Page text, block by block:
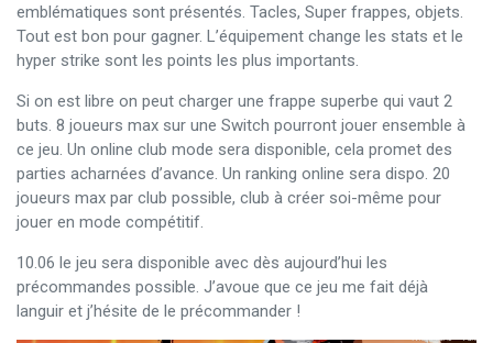
emblématiques sont présentés. Tacles, Super frappes, objets.
Tout est bon pour gagner. L’équipement change les stats et le
hyper strike sont les points les plus importants.
Si on est libre on peut charger une frappe superbe qui vaut 2
buts. 8 joueurs max sur une Switch pourront jouer ensemble à
ce jeu. Un online club mode sera disponible, cela promet des
parties acharnées d’avance. Un ranking online sera dispo. 20
joueurs max par club possible, club à créer soi-même pour
jouer en mode compétitif.
10.06 le jeu sera disponible avec dès aujourd’hui les
précommandes possible. J’avoue que ce jeu me fait déjà
languir et j’hésite de le précommander !